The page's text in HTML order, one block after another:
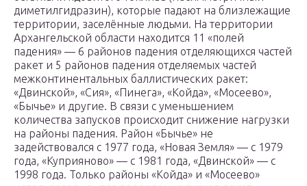
диметилгидразин), которые падают на близлежащие
территории, заселённые людьми. На территории
Архангельской области находится 11 «полей
падения» — 6 районов падения отделяющихся частей
ракет и 5 районов падения отделяемых частей
межконтинентальных баллистических ракет:
«Двинской», «Сия», «Пинега», «Койда», «Мосеево»,
«Бычье» и другие. В связи с уменьшением
количества запусков происходит снижение нагрузки
на районы падения. Район «Бычье» не
задействовался с 1977 года, «Новая Земля» — с 1979
года, «Куприяново» — с 1981 года, «Двинской» — с
1998 года. Только районы «Койда» и «Мосеево»